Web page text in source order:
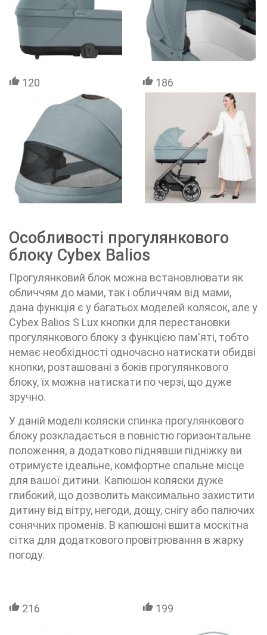
120 186
Особливості прогулянкового
блоку Cybex Balios
Прогулянковий блок можна встановлювати як
обличчям до мами, так і обличчям від мами,
дана функція є у багатьох моделей колясок, але у
Cybex Balios S Lux кнопки для перестановки
прогулянкового блоку з функцією пам'яті, тобто
немає необхідності одночасно натискати обидві
кнопки, розташовані з боків прогулянкового
блоку, їх можна натискати по черзі, що дуже
зручно.
У даній моделі коляски спинка прогулянкового
блоку розкладається в повністю горизонтальне
положення, а додатково піднявши підніжку ви
отримуєте ідеальне, комфортне спальне місце
для вашої дитини. Капюшон коляски дуже
глибокий, що дозволить максимально захистити
дитину від вітру, негоди, дощу, снігу або палючих
сонячних променів. В капюшоні вшита москітна
сітка для додаткового провітрювання в жарку
погоду.
216 199